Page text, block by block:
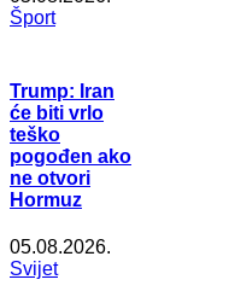
Šport
Trump: Iran
će biti vrlo
teško
pogođen ako
ne otvori
Hormuz
05.08.2026.
Svijet